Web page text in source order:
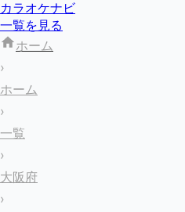
カラオケナビ
一覧を見る
ホーム
›
ホーム
›
一覧
›
大阪府
›